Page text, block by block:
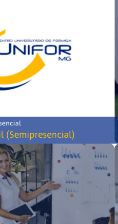
(Semipresencial)